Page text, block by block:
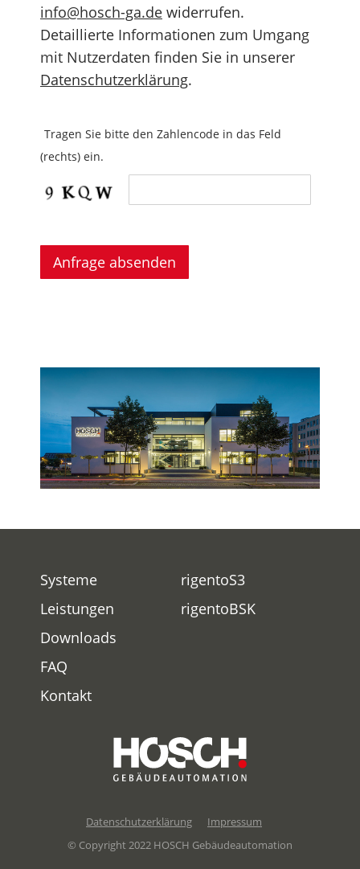
info@hosch-ga.de widerrufen.
Detaillierte Informationen zum Umgang
mit Nutzerdaten finden Sie in unserer
Datenschutzerklärung.
Tragen Sie bitte den Zahlencode in das Feld
(rechts) ein.
Systeme
Leistungen
rigentoS3
rigentoBSK
Downloads
FAQ
Kontakt
Datenschutzerklärung
Impressum
© Copyright 2022 HOSCH Gebäudeautomation